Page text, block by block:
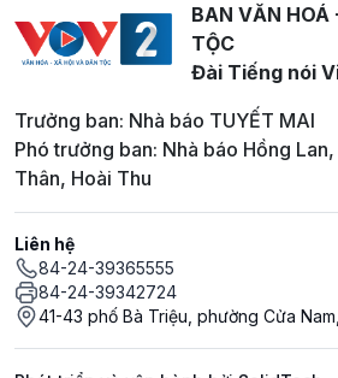
BAN VĂN HOÁ
TỘC
Đài Tiếng nói
Trưởng ban: Nhà báo TUYẾT MAI
Phó trưởng ban: Nhà báo Hồng
Thân, Hoài Thu
Liên hệ
84-24-39365555
84-24-39342724
41-43 phố Bà Triệu, phường Cửa